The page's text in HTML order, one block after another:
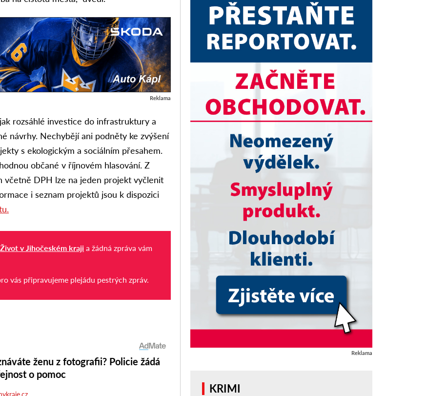
Reklama
rozsáhlé investice do infrastruktury a
návrhy. Nechybějí ani podněty ke zvýšení
s ekologickým a sociálním přesahem.
občané v říjnovém hlasování. Z
včetně DPH lze na jeden projekt vyčlenit
i seznam projektů jsou k dispozici
Život v Jihočeském kraji a žádná zpráva vám
vás připravujeme plejádu pestrých zpráv.
Reklama
KRIMI